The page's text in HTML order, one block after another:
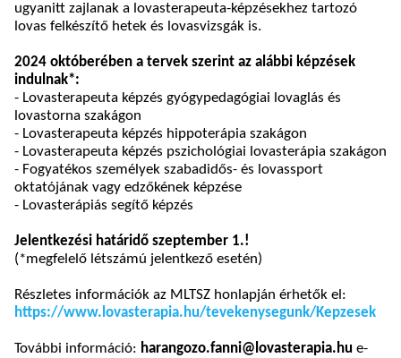
ugyanitt zajlanak a lovasterapeuta-képzésekhez tartozó
lovas felkészítő hetek és lovasvizsgák is.
2024 októberében a tervek szerint az alábbi képzések
indulnak*:
- Lovasterapeuta képzés gyógypedagógiai lovaglás és
lovastorna szakágon
- Lovasterapeuta képzés hippoterápia szakágon
- Lovasterapeuta képzés pszichológiai lovasterápia szakágon
- Fogyatékos személyek szabadidős- és lovassport
oktatójának vagy edzőkének képzése
- Lovasterápiás segítő képzés
Jelentkezési határidő szeptember 1.!
(*megfelelő létszámú jelentkező esetén)
Részletes információk az MLTSZ honlapján érhetők el:
https://www.lovasterapia.hu/tevekenysegunk/Kepzesek
További információ: harangozo.fanni@lovasterapia.hu e-